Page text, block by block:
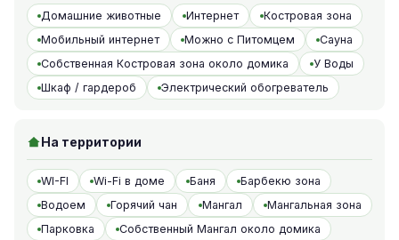
Домашние животные Интернет
Костровая зона
Мобильный интернет
Можно с Питомцем
Сауна
Собственная Костровая зона около домика
У Воды
Шкаф / гардероб
Электрический обогреватель
На территории
WI-FI Wi-Fi в доме Баня
Барбекю зона
Водоем
Горячий чан Мангал
Мангальная зона
Парковка
Собственный Мангал около домика